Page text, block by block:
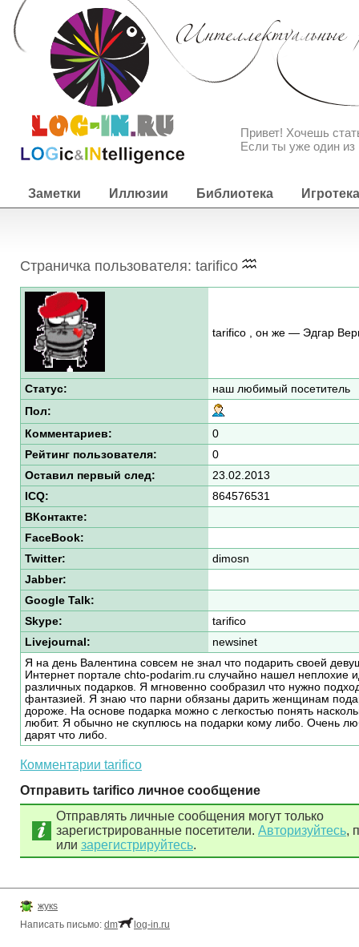
Привет! Хочешь
Если ты уже один из
Заметки Иллюзии Библиотека Игротека
Страничка пользователя: tarifico
tarifico , он же — Эдгар
Статус:
наш любимый посетитель
Пол:
Комментариев:
0
Рейтинг пользователя:
0
Оставил первый след:
23.02.2013
ICQ:
864576531
ВКонтакте:
FaceBook:
Twitter:
dimosn
Jabber:
Google Talk:
Skype:
tarifico
Livejournal:
newsinet
Я на день Валентина совсем не знал что подарить своей
Интернет портале chto-podarim.ru случайно нашел неплохие
различных подарков. Я мгновенно сообразил что нужно
фантазией. Я знаю что парни обязаны дарить женщинам
дороже. На основе подарка можно с легкостью понять
любит. Я обычно не скуплюсь на подарки кому либо. Очень
дарят что либо.
Комментарии tarifico
Отправить tarifico личное сообщение
Отправлять личные сообщения могут только
зарегистрированные посетители. Авторизуйтесь,
или зарегистрируйтесь.
жукs
Написать письмо: dm log-in.ru